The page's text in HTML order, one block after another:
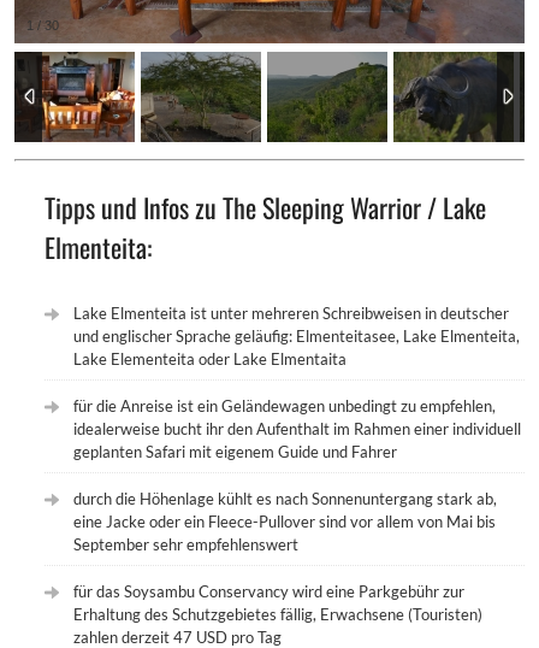
1 / 30
Tipps und Infos zu The Sleeping Warrior / Lake
Elmenteita:
Lake Elmenteita ist unter mehreren Schreibweisen in deutscher
und englischer Sprache geläufig: Elmenteitasee, Lake Elmenteita,
Lake Elementeita oder Lake Elmentaita
für die Anreise ist ein Geländewagen unbedingt zu empfehlen,
idealerweise bucht ihr den Aufenthalt im Rahmen einer individuell
geplanten Safari mit eigenem Guide und Fahrer
durch die Höhenlage kühlt es nach Sonnenuntergang stark ab,
eine Jacke oder ein Fleece-Pullover sind vor allem von Mai bis
September sehr empfehlenswert
für das Soysambu Conservancy wird eine Parkgebühr zur
Erhaltung des Schutzgebietes fällig, Erwachsene (Touristen)
zahlen derzeit 47 USD pro Tag